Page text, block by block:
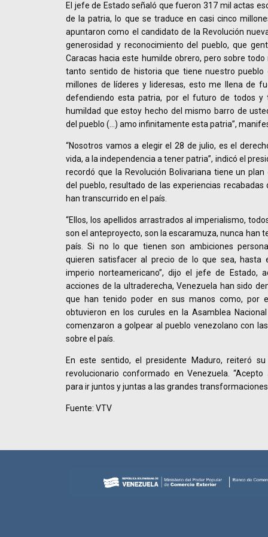
El jefe de Estado señaló que fueron 317 mil actas
de la patria, lo que se traduce en casi cinco
apuntaron como el candidato de la Revolución
generosidad y reconocimiento del pueblo, que
Caracas hacia este humilde obrero, pero sobre
tanto sentido de historia que tiene nuestro pueblo
millones de líderes y lideresas, esto me llena de
defendiendo esta patria, por el futuro de todos y
humildad que estoy hecho del mismo barro de
del pueblo (…) amo infinitamente esta patria”,
“Nosotros vamos a elegir el 28 de julio, es el
vida, a la independencia a tener patria”, indicó el
recordó que la Revolución Bolivariana tiene un
del pueblo, resultado de las experiencias
han transcurrido en el país.
“Ellos, los apellidos arrastrados al imperialismo,
son el anteproyecto, son la escaramuza, nunca han
país. Si no lo que tienen son ambiciones
quieren satisfacer al precio de lo que sea, hasta
imperio norteamericano”, dijo el jefe de Estado,
acciones de la ultraderecha, Venezuela han sido
que han tenido poder en sus manos como, por
obtuvieron en los curules en la Asamblea
comenzaron a golpear al pueblo venezolano con
sobre el país.
En este sentido, el presidente Maduro, reiteró
revolucionario conformado en Venezuela.
para ir juntos y juntas a las grandes
Fuente: VTV